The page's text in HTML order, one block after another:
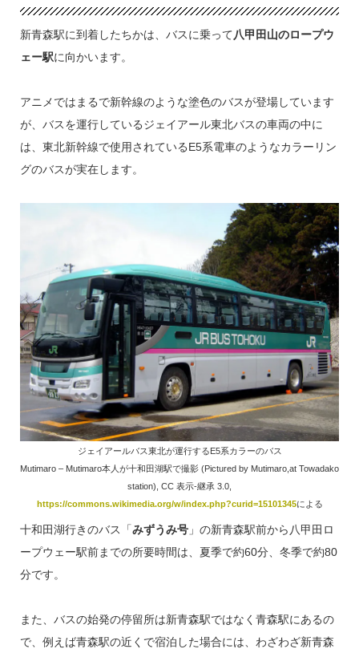
新青森駅に到着したちかは、バスに乗って八甲田山のロープウ
ェー駅に向かいます。
アニメではまるで新幹線のような塗色のバスが登場しています
が、バスを運行しているジェイアール東北バスの車両の中に
は、東北新幹線で使用されているE5系電車のようなカラーリン
グのバスが実在します。
ジェイアールバス東北が運行するE5系カラーのバス
Mutimaro – Mutimaro本人が十和田湖駅で撮影 (Pictured by Mutimaro,at Towadako
station), CC 表示-継承 3.0,
https://commons.wikimedia.org/w/index.php?curid=15101345による
十和田湖行きのバス「みずうみ号」の新青森駅前から八甲田ロ
ープウェー駅前までの所要時間は、夏季で約60分、冬季で約80
分です。
また、バスの始発の停留所は新青森駅ではなく青森駅にあるの
で、例えば青森駅の近くで宿泊した場合には、わざわざ新青森